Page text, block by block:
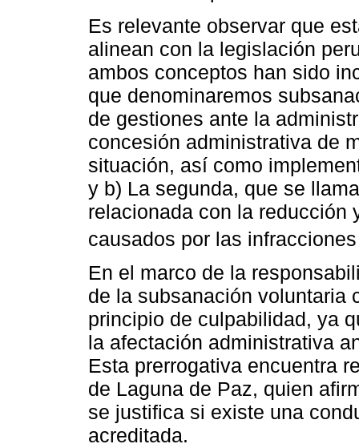
Es relevante observar que
alinean con la legislación
ambos conceptos han sido
que denominaremos
de gestiones ante la
concesión administrativa de
situación, así como
y b) La segunda, que se
relacionada con la reducción
causados por las
En el marco de la
de la subsanación voluntaria
principio de culpabilidad, ya
la afectación administrativa
Esta prerrogativa encuentra
de Laguna de Paz, quien
se justifica si existe una
acreditada.